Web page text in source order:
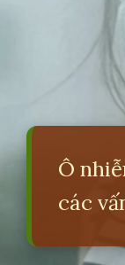
Ô
các